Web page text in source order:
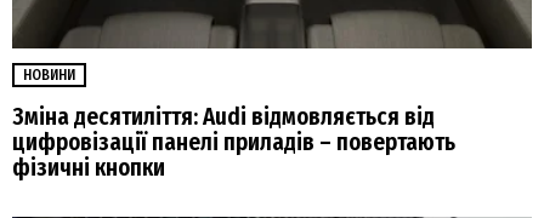
НОВИНИ
Зміна десятиліття: Audi відмовляється від
цифровізації панелі приладів – повертають
фізичні кнопки